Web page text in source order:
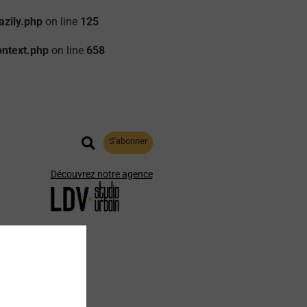
on line 125
on line 658
S'abonner
Découvrez notre agence